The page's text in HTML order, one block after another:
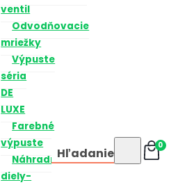
ventil
Odvodňovacie
mriežky
Výpuste
séria
DE
LUXE
Farebné
výpuste
Náhradné
diely-
Hľadanie 0